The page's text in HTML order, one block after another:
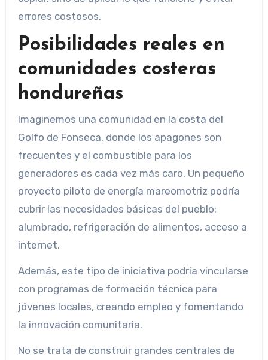
errores costosos.
Posibilidades reales en
comunidades costeras
hondureñas
Imaginemos una comunidad en la costa del
Golfo de Fonseca, donde los apagones son
frecuentes y el combustible para los
generadores es cada vez más caro. Un pequeño
proyecto piloto de energía mareomotriz podría
cubrir las necesidades básicas del pueblo:
alumbrado, refrigeración de alimentos, acceso a
internet.
Además, este tipo de iniciativa podría vincularse
con programas de formación técnica para
jóvenes locales, creando empleo y fomentando
la innovación comunitaria.
No se trata de construir grandes centrales de